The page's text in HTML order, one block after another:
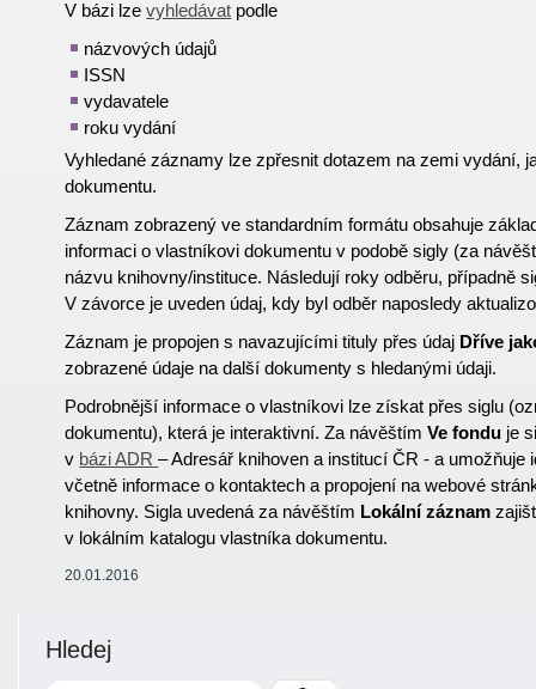
V bázi lzevyhledávat podle
názvových údajů
ISSN
vydavatele
roku vydání
Vyhledané záznamy lze zpřesnit dotazem na zemi vydání,
dokumentu.
Záznam zobrazený ve standardním formátu obsahuje
informaci o vlastníkovi dokumentu v podobě sigly (za
názvu knihovny/instituce. Následují roky odběru, případně
V závorce je uveden údaj, kdy byl odběr naposledy
Záznam je propojen s navazujícími tituly přes údaj Dříve
zobrazené údaje na další dokumenty s hledanými údaji.
Podrobnější informace o vlastníkovi lze získat přessiglu
dokumentu), která je interaktivní. Za návěštímVe fondu je
v bázi ADR – Adresář knihoven a institucí ČR - a umožňuje
včetně informace o kontaktech a propojení na webové
knihovny. Sigla uvedená za návěštím Lokální záznam
v lokálním katalogu vlastníka dokumentu.
20.01.2016
Hledej